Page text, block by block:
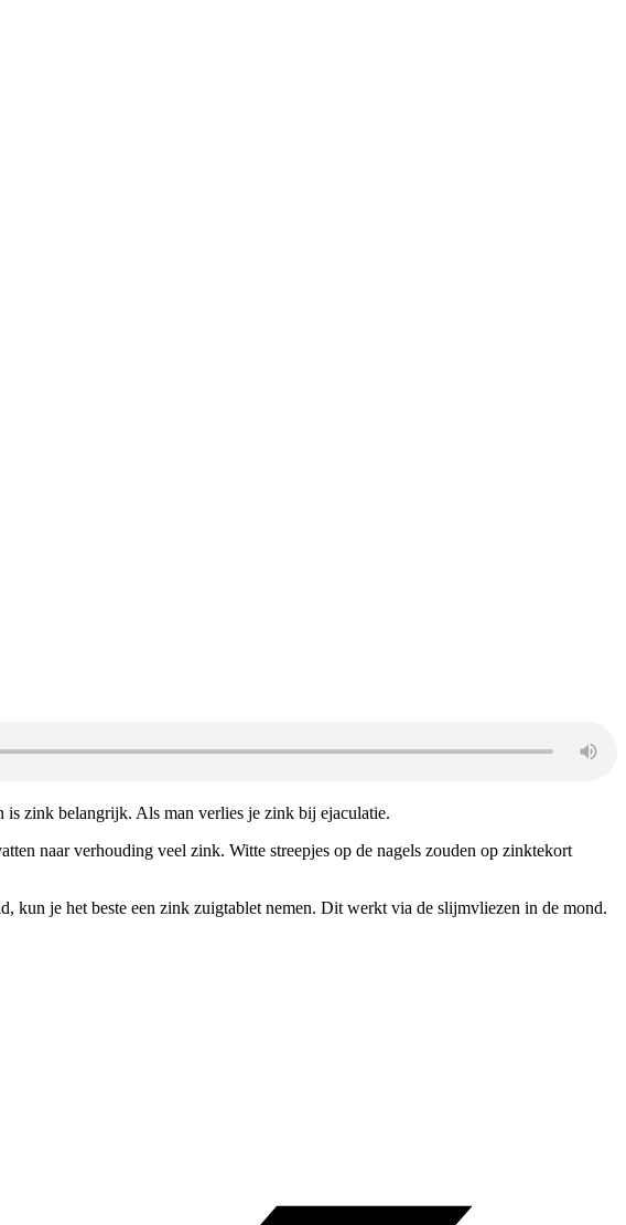
is zink belangrijk. Als man verlies je zink bij ejaculatie.
naar verhouding veel zink. Witte streepjes op de nagels zouden op zinktekort
kun je het beste een zink zuigtablet nemen. Dit werkt via de slijmvliezen in de mond.